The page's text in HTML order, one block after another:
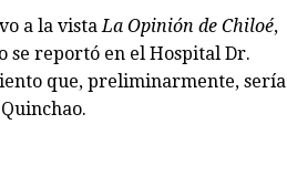
a la vistaLa Opinión de Chiloé,
se reportó en el Hospital Dr.
que, preliminarmente, sería